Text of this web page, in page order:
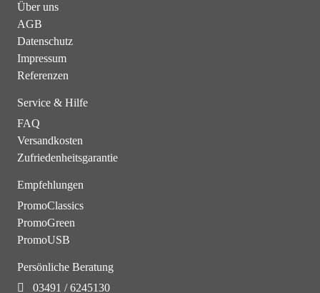
Über uns
AGB
Datenschutz
Impressum
Referenzen
Service & Hilfe
FAQ
Versandkosten
Zufriedenheitsgarantie
Empfehlungen
PromoClassics
PromoGreen
PromoUSB
Persönliche Beratung
03491 / 6245130